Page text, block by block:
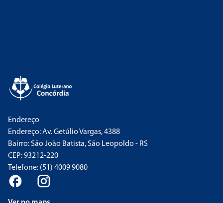
Endereço
Endereço: Av. Getúlio Vargas, 4388
Bairro: São João Batista, São Leopoldo - RS
CEP: 93212-220
Telefone: (51) 4009 9080